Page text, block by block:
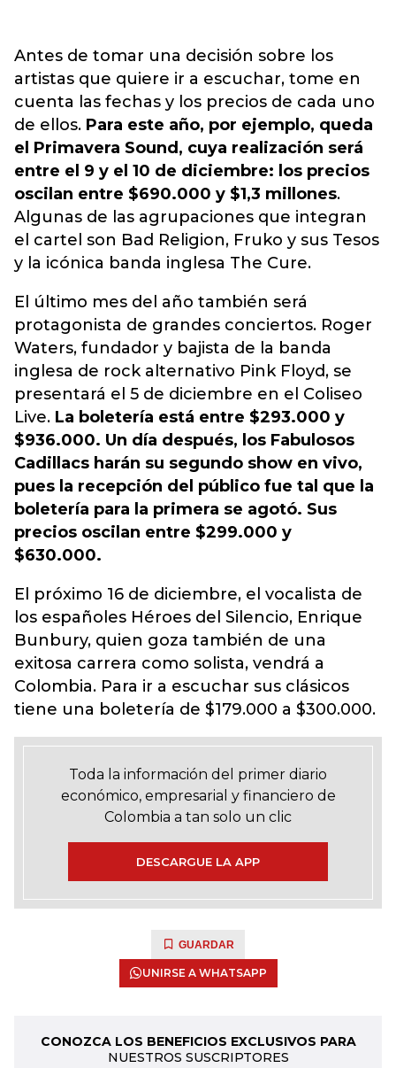
Antes de tomar una decisión sobre los
artistas que quiere ir a escuchar, tome en
cuenta las fechas y los precios de cada uno
de ellos. Para este año, por ejemplo, queda
el Primavera Sound, cuya realización será
entre el 9 y el 10 de diciembre: los precios
oscilan entre $690.000 y $1,3 millones.
Algunas de las agrupaciones que integran
el cartel son Bad Religion, Fruko y sus Tesos
y la icónica banda inglesa The Cure.
El último mes del año también será
protagonista de grandes conciertos. Roger
Waters, fundador y bajista de la banda
inglesa de rock alternativo Pink Floyd, se
presentará el 5 de diciembre en el Coliseo
Live. La boletería está entre $293.000 y
$936.000. Un día después, los Fabulosos
Cadillacs harán su segundo show en vivo,
pues la recepción del público fue tal que la
boletería para la primera se agotó. Sus
precios oscilan entre $299.000 y
$630.000.
El próximo 16 de diciembre, el vocalista de
los españoles Héroes del Silencio, Enrique
Bunbury, quien goza también de una
exitosa carrera como solista, vendrá a
Colombia. Para ir a escuchar sus clásicos
tiene una boletería de $179.000 a $300.000.
Toda la información del primer diario
económico, empresarial y financiero de
Colombia a tan solo un clic
DESCARGUE LA APP
GUARDAR
UNIRSE A WHATSAPP
CONOZCA LOS BENEFICIOS EXCLUSIVOS PARA
NUESTROS SUSCRIPTORES